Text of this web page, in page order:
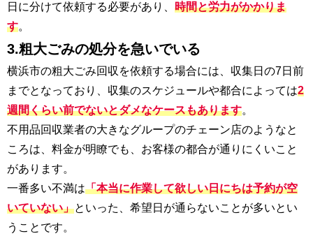
日に分けて依頼する必要があり、 時間と労力がかかりま
す。
3.粗大ごみの処分を急いでいる
横浜市の粗大ごみ回収を依頼する場合には、収集日の7日前
までとなっており、収集のスケジュールや都合によっては2
週間くらい前でないとダメなケースもあります。
不用品回収業者の大きなグループのチェーン店のようなと
ころは、料金が明瞭でも、お客様の都合が通りにくいこと
があります。
一番多い不満は「本当に作業して欲しい日にちは予約が空
いていない」といった、希望日が通らないことが多いとい
うことです。